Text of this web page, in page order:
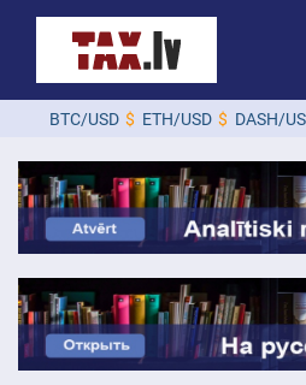
BTC/USD$ ETH/USD$ DASH/USD$